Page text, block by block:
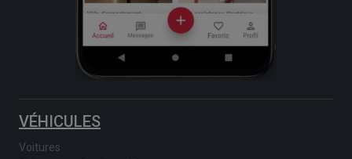
VÉHICULES
Voitures